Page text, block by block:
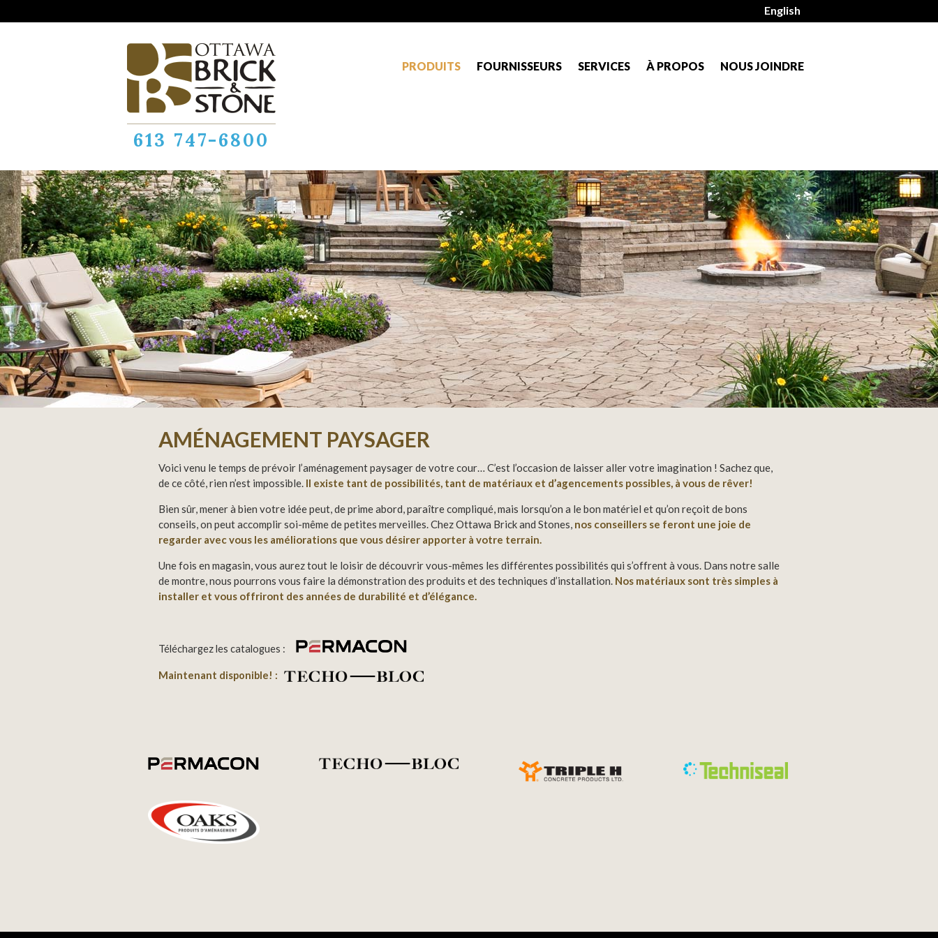
English
613 747-6800
PRODUITS FOURNISSEURS SERVICES À PROPOS NOUS JOINDRE
AMÉNAGEMENT PAYSAGER
Voici venu le temps de prévoir l’aménagement paysager de votre cour… C’est l’occasion de laisser aller votre imagination ! Sachez que,
de ce côté, rien n’est impossible. Il existe tant de possibilités, tant de matériaux et d’agencements possibles, à vous de rêver!
Bien sûr, mener à bien votre idée peut, de prime abord, paraître compliqué, mais lorsqu’on a le bon matériel et qu’on reçoit de bons
conseils, on peut accomplir soi-même de petites merveilles. Chez Ottawa Brick and Stones, nos conseillers se feront une joie de
regarder avec vous les améliorations que vous désirer apporter à votre terrain.
Une fois en magasin, vous aurez tout le loisir de découvrir vous-mêmes les différentes possibilités qui s’offrent à vous. Dans notre salle
de montre, nous pourrons vous faire la démonstration des produits et des techniques d’installation. Nos matériaux sont très simples à
installer et vous offriront des années de durabilité et d’élégance.
Téléchargez les catalogues :
Maintenant disponible! :